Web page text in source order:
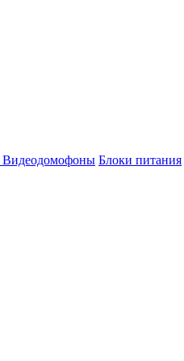
Видеодомофоны Блоки питания